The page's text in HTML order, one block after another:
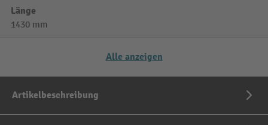
Länge
1430 mm
Alle anzeigen
Artikelbeschreibung